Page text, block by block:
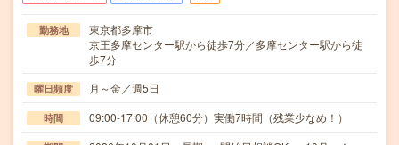
勤務地
東京都多摩市
京王多摩センター駅から徒歩7分／多摩センター駅から徒
歩7分
曜日頻度 月～金／週5日
時間 09:00-17:00（休憩60分）実働7時間（残業少なめ！）